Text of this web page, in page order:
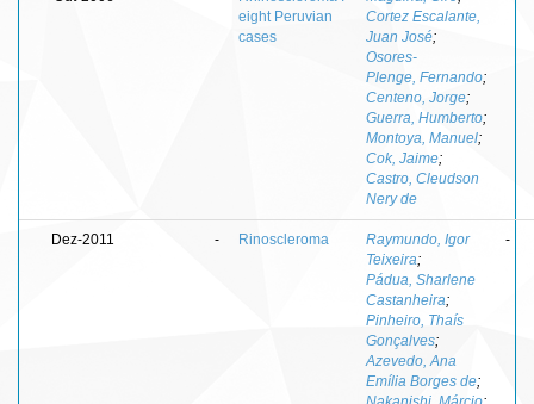
eight Peruvian
cases
Cortez Escalante,
Juan José;
Osores-
Plenge, Fernando;
Centeno, Jorge;
Guerra, Humberto;
Montoya, Manuel;
Cok, Jaime;
Castro, Cleudson
Nery de
Dez-2011 - Rinoscleroma
Raymundo, Igor
Teixeira;
Pádua, Sharlene
Castanheira;
Pinheiro, Thaís
Gonçalves;
Azevedo, Ana
Emília Borges de;
-